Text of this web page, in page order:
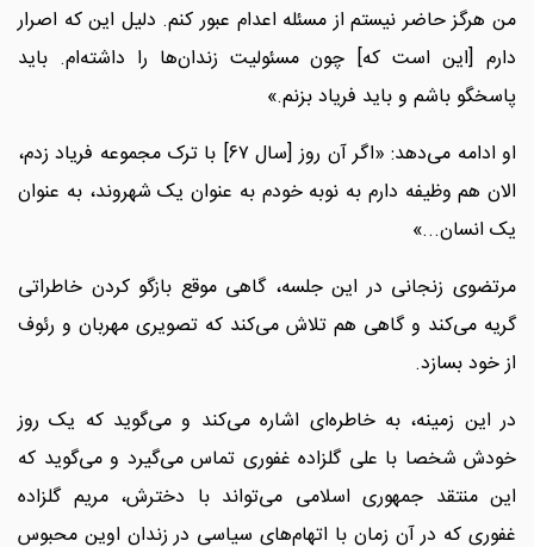
من هرگز حاضر نیستم از مسئله اعدام عبور کنم. دلیل این که اصرار
دارم [این است که] چون مسئولیت زندان‌ها را داشته‌ام. باید
پاسخگو باشم و باید فریاد بزنم.»
او ادامه می‌دهد: «اگر آن روز [سال ۶۷] با ترک مجموعه فریاد زدم،
الان هم وظیفه دارم به نوبه خودم به عنوان یک شهروند، به عنوان
یک انسان...»
مرتضوی زنجانی در این جلسه، گاهی موقع بازگو کردن خاطراتی
گریه می‌کند و گاهی هم تلاش می‌کند که تصویری مهربان و رئوف
از خود بسازد.
در این زمینه، به خاطره‌ای اشاره می‌کند و می‌گوید که یک روز
خودش شخصا با علی گلزاده غفوری تماس می‌گیرد و می‌گوید که
این منتقد جمهوری اسلامی می‌تواند با دخترش، مریم گلزاده
غفوری که در آن زمان با اتهام‌های سیاسی در زندان اوین محبوس